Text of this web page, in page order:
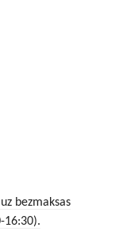
bezmaksas
16:30).